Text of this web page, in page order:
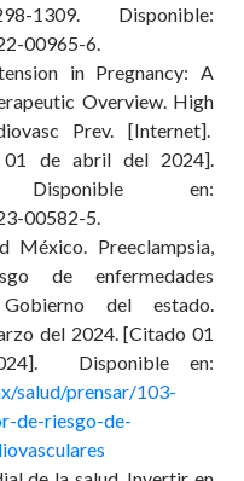
1309. Disponible:
00965-6.
in Pregnancy: A
Overview. High
Prev. [Internet].
01 de abril del 2024].
Disponible en:
00582-5.
México. Preeclampsia,
de enfermedades
Gobierno del estado.
del 2024. [Citado 01
Disponible en:
salud/prensar/103-
de-riesgo-de-